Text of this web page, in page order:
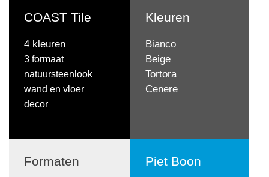
COAST Tile
4 kleuren
3 formaat
natuursteenlook
wand en vloer
decor
Kleuren
Bianco
Beige
Tortora
Cenere
Formaten Piet Boon